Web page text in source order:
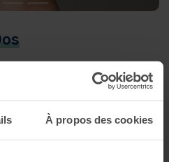
À propos des cookies
dos
de dos et améliore la mobilité
ateliers pratiques pour corriger